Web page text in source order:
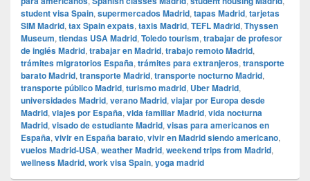
student visa Spain, supermercados Madrid, tapas Madrid, tarjetas
SIM Madrid, tax Spain expats, taxis Madrid, TEFL Madrid, Thyssen
Museum, tiendas USA Madrid, Toledo tourism, trabajar de profesor
de inglés Madrid, trabajar en Madrid, trabajo remoto Madrid,
trámites migratorios España, trámites para extranjeros, transporte
barato Madrid, transporte Madrid, transporte nocturno Madrid,
transporte público Madrid, turismo madrid, Uber Madrid,
universidades Madrid, verano Madrid, viajar por Europa desde
Madrid, viajes por España, vida familiar Madrid, vida nocturna
Madrid, visado de estudiante Madrid, visas para americanos en
España, vivir en España barato, vivir en Madrid siendo americano,
vuelos Madrid-USA, weather Madrid, weekend trips from Madrid,
wellness Madrid, work visa Spain, yoga madrid